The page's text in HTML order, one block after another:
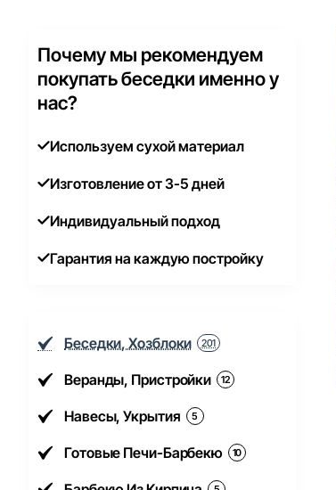
Почему мы рекомендуем
покупать беседки именно у
нас?
Используем сухой материал
Изготовление от 3-5 дней
Индивидуальный подход
Гарантия на каждую постройку
Беседки, Хозблоки 201
Веранды, Пристройки 12
Навесы, Укрытия 5
Готовые Печи-Барбекю 10